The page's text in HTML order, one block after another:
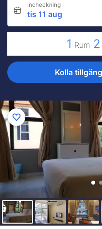
Incheckning
tis 11 aug
1 Rum 2
Kolla